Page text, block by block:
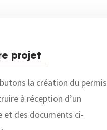
projet
la création du permis
à réception d’un
et des documents ci-